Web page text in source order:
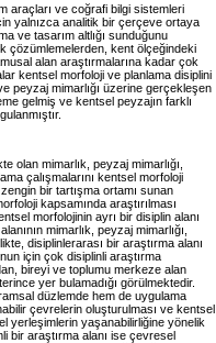
araçları ve coğrafi bilgi sistemleri
yalnızca analitik bir çerçeve ortaya
ve tasarım altlığı sunduğunu
çözümlemelerden, kent ölçeğindeki
alan araştırmalarına kadar çok
kentsel morfoloji ve planlama disiplini
peyzaj mimarlığı üzerine gerçekleşen
gelmiş ve kentsel peyzajın farklı
olan mimarlık, peyzaj mimarlığı,
çalışmalarını kentsel morfoloji
bir tartışma ortamı sunan
kapsamında araştırılması
morfolojinin ayrı bir disiplin alanı
mimarlık, peyzaj mimarlığı,
disiplinlerarası bir araştırma alanı
için çok disiplinli araştırma
bireyi ve toplumu merkeze alan
yer bulamadığı görülmektedir.
düzlemde hem de uygulama
çevrelerin oluşturulması ve kentsel
yerleşimlerin yaşanabilirliğine yönelik
bir araştırma alanı ise çevresel